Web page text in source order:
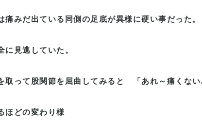
痛みだ出ている同側の足底が異様に硬い事だった。
に見逃していた。
取って股関節を屈曲してみると 「あれ～痛くない
ほどの変わり様